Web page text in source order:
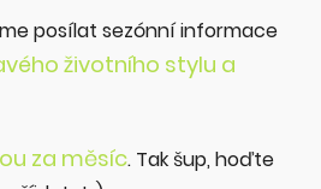
posílat sezónní informace
životního stylu a
za měsíc. Tak šup, hoďte